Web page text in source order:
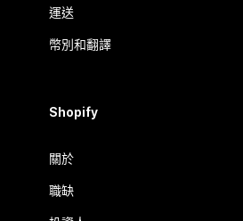
運送
幣別和翻譯
Shopify
關於
職缺